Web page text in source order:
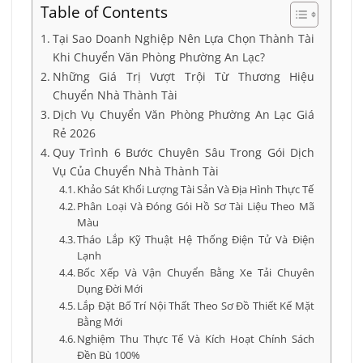
Table of Contents
Tại Sao Doanh Nghiệp Nên Lựa Chọn Thành Tài
Khi Chuyển Văn Phòng Phường An Lạc?
Những Giá Trị Vượt Trội Từ Thương Hiệu
Chuyển Nhà Thành Tài
Dịch Vụ Chuyển Văn Phòng Phường An Lạc Giá
Rẻ 2026
Quy Trình 6 Bước Chuyên Sâu Trong Gói Dịch
Vụ Của Chuyển Nhà Thành Tài
Khảo Sát Khối Lượng Tài Sản Và Địa Hình Thực Tế
Phân Loại Và Đóng Gói Hồ Sơ Tài Liệu Theo Mã
Màu
Tháo Lắp Kỹ Thuật Hệ Thống Điện Tử Và Điện
Lạnh
Bốc Xếp Và Vận Chuyển Bằng Xe Tải Chuyên
Dụng Đời Mới
Lắp Đặt Bố Trí Nội Thất Theo Sơ Đồ Thiết Kế Mặt
Bằng Mới
Nghiệm Thu Thực Tế Và Kích Hoạt Chính Sách
Đền Bù 100%